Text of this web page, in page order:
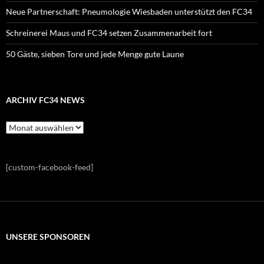
Neue Partnerschaft: Pneumologie Wiesbaden unterstützt den FC34
Schreinerei Maus und FC34 setzen Zusammenarbeit fort
50 Gäste, sieben Tore und jede Menge gute Laune
ARCHIV FC34 NEWS
Archiv
FC34
[custom-facebook-feed]
UNSERE SPONSOREN